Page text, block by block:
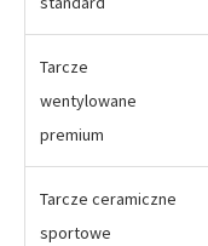
Tarcze
wentylowane
premium
Tarcze ceramiczne
sportowe